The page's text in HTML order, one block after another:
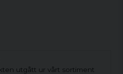
utgått ur vårt sortiment